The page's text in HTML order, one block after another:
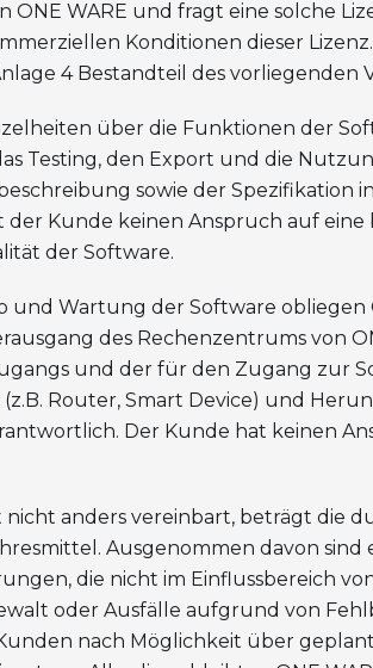
ONE WARE und fragt eine solche
Konditionen dieser
4 Bestandteil des vorliegenden
über die Funktionen der
Testing, den Export und die
sowie der Spezifikation
der Kunde keinen Anspruch auf
der Software.
und Wartung der Software obliegen
des Rechenzentrums von
und der für den Zugang zur
Router, Smart Device) und
Der Kunde hat keinen
nicht anders vereinbart, beträgt die
Ausgenommen davon
die nicht im Einflussbereich
oder Ausfälle aufgrund von
nach Möglichkeit über